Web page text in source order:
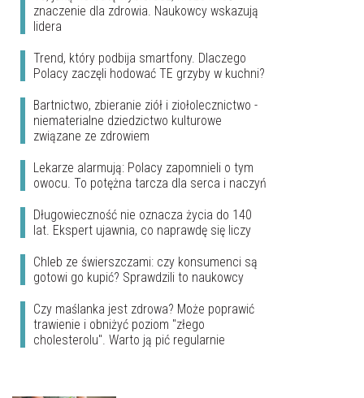
znaczenie dla zdrowia. Naukowcy wskazują
lidera
Trend, który podbija smartfony. Dlaczego
Polacy zaczęli hodować TE grzyby w kuchni?
Bartnictwo, zbieranie ziół i ziołolecznictwo -
niematerialne dziedzictwo kulturowe
związane ze zdrowiem
Lekarze alarmują: Polacy zapomnieli o tym
owocu. To potężna tarcza dla serca i naczyń
Długowieczność nie oznacza życia do 140
lat. Ekspert ujawnia, co naprawdę się liczy
Chleb ze świerszczami: czy konsumenci są
gotowi go kupić? Sprawdzili to naukowcy
Czy maślanka jest zdrowa? Może poprawić
trawienie i obniżyć poziom "złego
cholesterolu". Warto ją pić regularnie